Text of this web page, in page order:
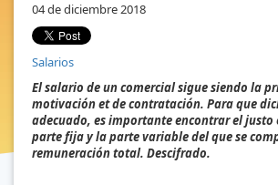
04 de diciembre 2018
Salarios
El salario de un comercial sigue siendo la
motivación et de contratación. Para que
adecuado, es importante encontrar el
parte fija y la parte variable del que se
remuneración total. Descifrado.